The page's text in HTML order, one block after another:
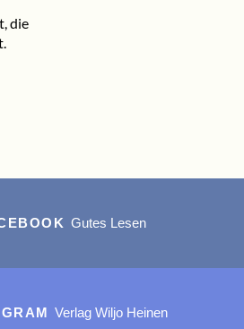
die
Gutes Lesen
Verlag Wiljo Heinen